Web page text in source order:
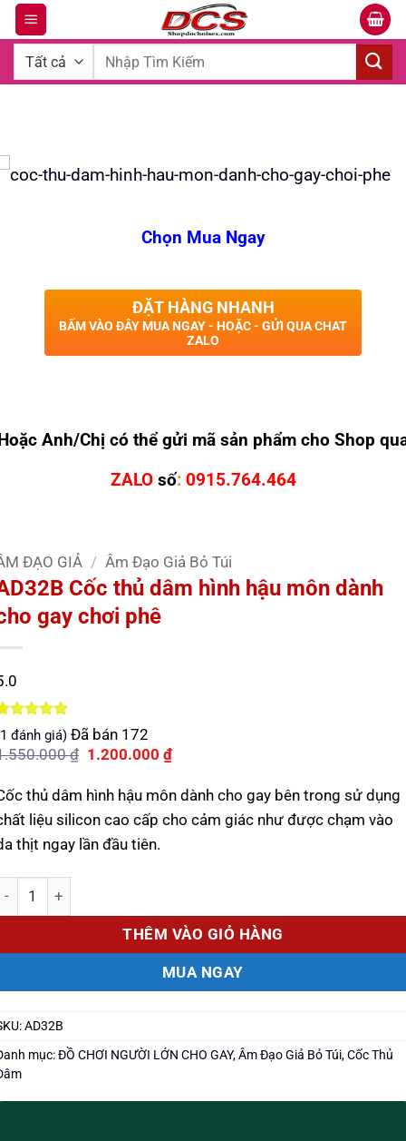
Bỏ
qua
dung
Tìm
Chọn Mua Ngay
ĐẶT HÀNG NHANH
BẤM VÀO ĐÂY MUA NGAY - HOẶC - GỬI QUA CHAT
ZALO
Anh/Chị có thể gửi mã sản phẩm cho Shop
ZALO số: 0915.764.464
ĐẠO GIẢ / Âm Đạo Giả Bỏ Túi
Cốc thủ dâm hình hậu môn dành
gay chơi phê
trên 5
trên
giá
1 đánh giá) Đã bán 172
₫ Giá
là:
1.550.000 ₫.
1.200.000₫Giá
tại
là:
1.200.000 ₫.
thủ dâm hình hậu môn dành cho gay bên trong sử dụng
liệu silicon cao cấp cho cảm giác như được chạm vào
thịt ngay lần đầu tiên.
lượng
THÊM VÀO GIỎ HÀNG
MUA NGAY
AD32B
mục:ĐỒ CHƠI NGƯỜI LỚN CHO GAY,Âm Đạo Giả Bỏ Túi,Cốc Thủ